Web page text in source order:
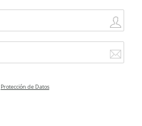
Protección de Datos